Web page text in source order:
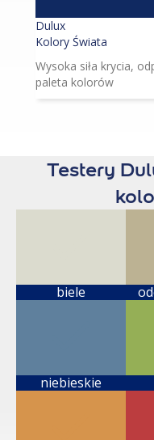
Dulux
Kolory Świata
Wysoka siła krycia,
paleta kolorów
Testery
biele
niebieskie